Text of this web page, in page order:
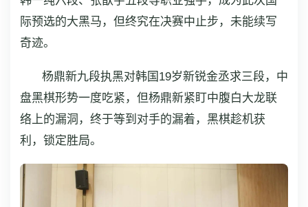
际预选的大黑马，但终究在决赛中止步，未能续写
奇迹。
杨鼎新九段执黑对韩国19岁新锐金丞求三段，中
盘黑棋形势一度吃紧，但杨鼎新紧盯中腹白大龙联
络上的漏洞，终于等到对手的漏着，黑棋趁机获
利，锁定胜局。